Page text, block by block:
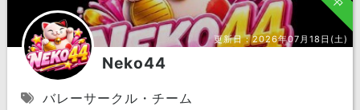
更新日：2026年07月18日(土)
Neko44
バレーサークル・チーム